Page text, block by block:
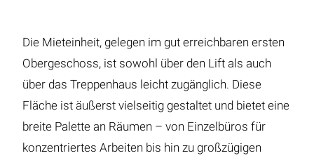
Die Mieteinheit, gelegen im gut erreichbaren ersten
Obergeschoss, ist sowohl über den Lift als auch
über das Treppenhaus leicht zugänglich. Diese
Fläche ist äußerst vielseitig gestaltet und bietet eine
breite Palette an Räumen – von Einzelbüros für
konzentriertes Arbeiten bis hin zu großzügigen